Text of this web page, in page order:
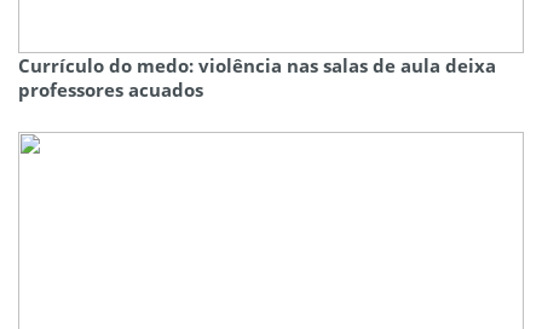
Currículo do medo: violência nas salas de aula deixa
professores acuados